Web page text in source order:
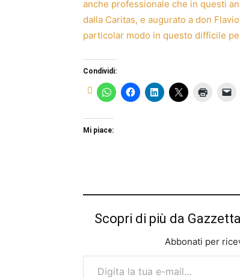
anche professionale che in questi
dalla Caritas, e augurato a don
particolar modo in questo difficile
Condividi:
Mi piace:
Scopri di più da
Abbonati per
Digita la tua e-mail...